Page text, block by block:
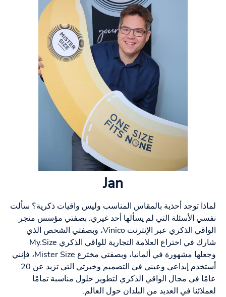
Jan
لماذا توجد أحذية بالمقاس المناسب وليس واقيات ذكرية؟ سألت
نفسي الأسئلة التي لم يسألها أحد غيري. بصفتي مؤسس متجر
الواقي الذكري عبر الإنترنت Vinico، وبصفتي الشخص الذي
شارك في اختراع العلامة التجارية للواقي الذكري My.Size
وجعلها مشهورة في ألمانيا، وبصفتي مخترع Mister Size، فإنني
أستخدم إبداعي وعيني في التصميم وخبرتي التي تزيد عن 20
عامًا في مجال الواقي الذكري لتطوير حلول مناسبة تمامًا
لعملائنا في العديد من البلدان حول العالم.